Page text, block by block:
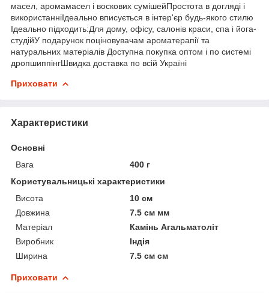
масел, аромамасел і воскових сумішейПростота в догляді і
використанніІдеально вписується в інтер'єр будь-якого стилю
Ідеально підходить:Для дому, офісу, салонів краси, спа і йога-
студійУ подарунок поціновувачам ароматерапії та
натуральних матеріалів Доступна покупка оптом і по системі
дропшиппінгШвидка доставка по всій Україні
Приховати
Характеристики
Основні
Вага
400 г
Користувальницькі характеристики
Висота
10 см
Довжина
7.5 см мм
Матеріал
Камінь Агальматоліт
Виробник
Індія
Ширина
7.5 см см
Приховати